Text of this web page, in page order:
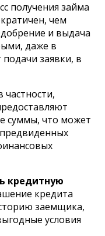
получения займа
чем
и выдача
даже в
заявки, в
частности,
суммы, что может
кредитную
кредита
заемщика,
условия